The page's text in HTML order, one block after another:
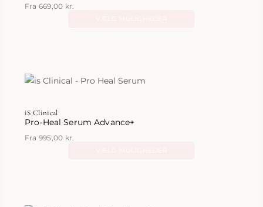
Fra 669,00 kr.
flere
kan
iS Clinical
Pro-Heal Serum Advance+
Fra 995,00 kr.